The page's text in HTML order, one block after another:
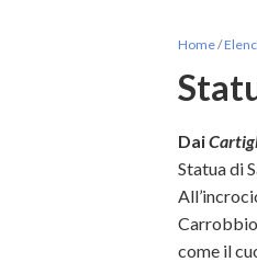
Home/
Dai
Statua di
come il